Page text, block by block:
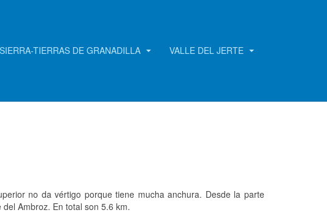
TIERRAS DE GRANADILLA VALLE DEL JERTE
no da vértigo porque tiene mucha anchura. Desde la parte
Ambroz. En total son 5.6 km.